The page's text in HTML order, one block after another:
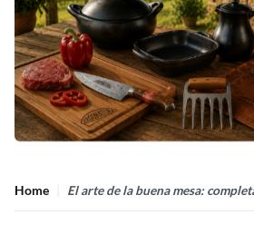
Home El arte de la buena mesa: